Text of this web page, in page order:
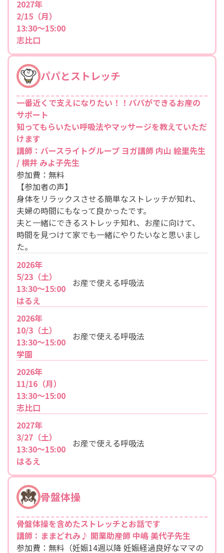
2027年
2/15（月）
13:30～15:00
志比口
パパとストレッチ
一番近くで支えになりたい！！パパができるお産の
サポート
知ってもらいたい呼吸法やマッサージを教えていただ
けます
講師：バースライトグループ ヨガ講師 内山 絵里先生
/ 横井 みよ子先生
参加費：無料
【参加者の声】
身体をリラックスさせる簡単なストレッチが知れ、
夫婦の時間にもなって良かったです。
夫と一緒にできるストレッチ知れ、お産に向けて、
時間を見つけて家でも一緒にやりたいなと思いまし
た。
2026年
5/23（土）
13:30〜15:00
はるえ
お産で使える呼吸法
2026年
10/3（土）
13:30～15:00
学園
お産で使える呼吸法
2026年
11/16（月）
13:30～15:00
志比口
2027年
3/27（土）
13:30～15:00
はるえ
お産で使える呼吸法
骨盤体操
骨盤体操を含めたストレッチとお話です
講師：ままどれみ♪ 開業助産師 中嶋 美代子先生
参加費：無料（妊娠14週以降 妊娠経過良好なママの